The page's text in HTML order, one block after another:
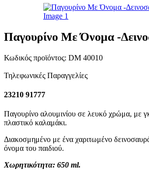
Παγουρίνο Με Όνομα -
Κωδικός προϊόντος: DM 40010
Τηλεφωνικές Παραγγελίες
23210 91777
Παγουρίνο αλουμινίου σε λευκό χρώμα, με
πλαστικό καλαμάκι.
Διακοσμημένο με ένα χαριτωμένο
όνομα του παιδιού.
Χωρητικότητα: 650 ml.